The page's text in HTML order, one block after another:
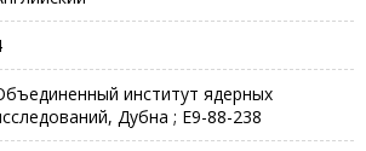
институт ядерных
Дубна ; E9-88-238